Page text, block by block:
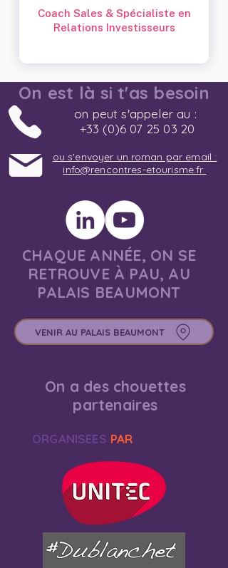
Coach Sales & Spécialiste en
Relations Investisseurs
On est là si t'as besoin
on peut s'appeler au :
+33 (0)6 07 25 03 20
ou s'envoyer un roman par email :
info@rencontres-etourisme.fr
CHAQUE ANNÉE, ON SE
RETROUVE À PAU, AU
PALAIS BEAUMONT
VENIR AU PALAIS BEAUMONT
On a des chouettes
partenaires
ORGANISEES PAR